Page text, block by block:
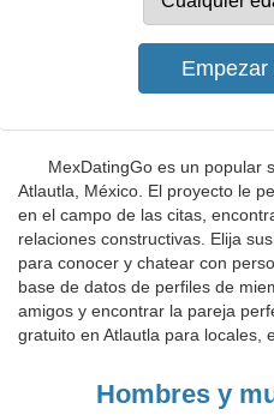
MexDatingGo es un popular
Atlautla, México. El proyecto le
en el campo de las citas,
relaciones constructivas. Elija
para conocer y chatear con
base de datos de perfiles de
amigos y encontrar la pareja
gratuito en Atlautla para locales,
Hombres y